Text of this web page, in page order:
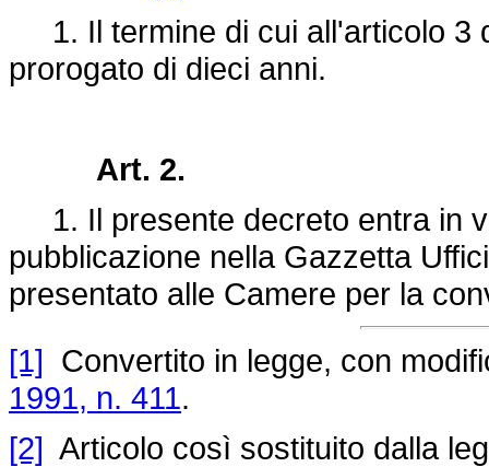
1. Il termine di cui all'articolo 3
prorogato di dieci anni.
Art. 2.
1. Il presente decreto entra in
pubblicazione nella Gazzetta
presentato alle Camere per la
[1] Convertito in legge, con
1991, n. 411.
[2] Articolo così sostituito dalla